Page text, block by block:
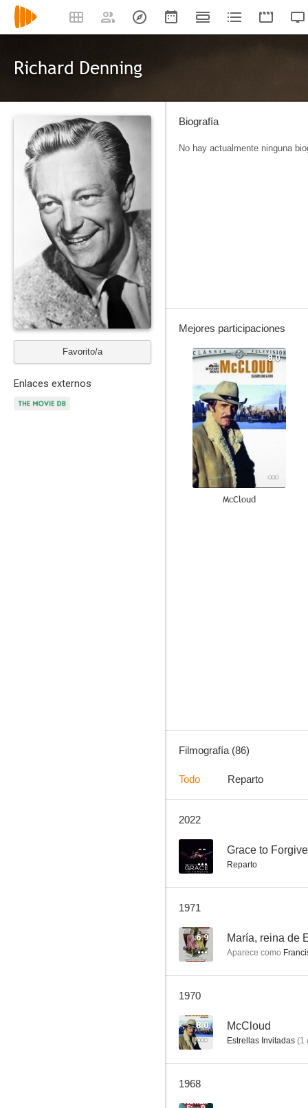
Richard Denning
Favorito/a
Enlaces externos
Biografía
No hay actualmente ninguna
Mejores participaciones
8.0
McCloud
5.3
Filmografía (86)
Todo Reparto
2022
-- Grace to Forgive
Reparto
1971
6.9 María, reina de
Aparece como
1970
8.0 McCloud
Estrellas Invitadas (1
1968